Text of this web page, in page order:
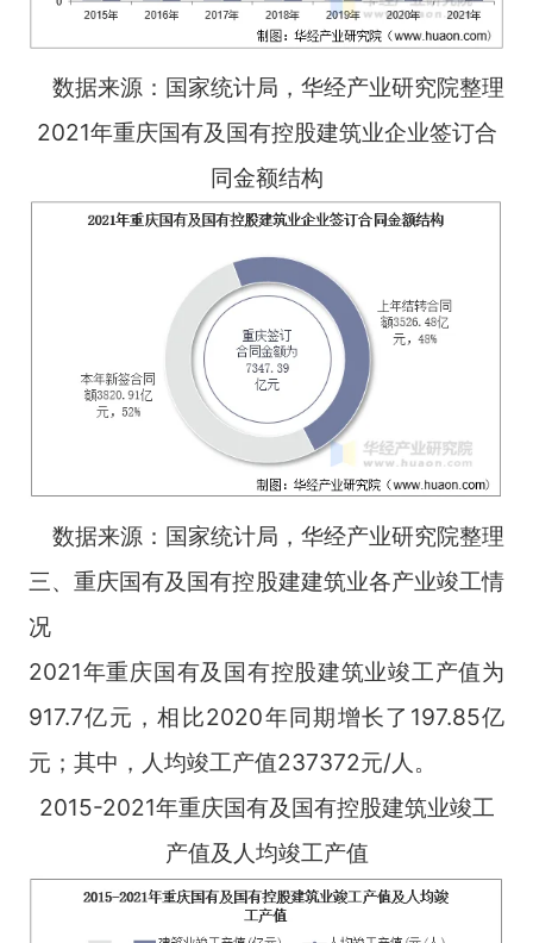
数据来源：国家统计局，华经产业研究院整理
2021年重庆国有及国有控股建筑业企业签订合
同金额结构
数据来源：国家统计局，华经产业研究院整理
三、重庆国有及国有控股建建筑业各产业竣工情
况
2021年重庆国有及国有控股建筑业竣工产值为
917.7亿元，相比2020年同期增长了197.85亿
元；其中，人均竣工产值237372元/人。
2015-2021年重庆国有及国有控股建筑业竣工
产值及人均竣工产值